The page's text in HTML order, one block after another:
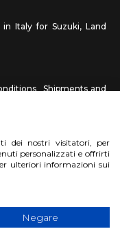
Italy for Suzuki, Land
Shipments and
us a photo
dei nostri visitatori, per
personalizzati e offrirti
ulteriori informazioni sui
Negare